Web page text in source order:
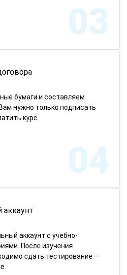
03
бумаги и составляем
нужно только подписать
курс.
04
аккаунт с учебно-
После изучения
сдать тестирование —